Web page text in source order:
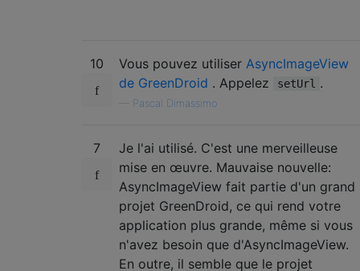
10 Vous pouvez utiliser AsyncImageView
de GreenDroid . Appelez setUrl .
Pascal Dimassimo
7
Je l'ai utilisé. C'est une merveilleuse
mise en œuvre. Mauvaise nouvelle:
AsyncImageView fait partie d'un grand
projet GreenDroid, ce qui rend votre
application plus grande, même si vous
n'avez besoin que d'AsyncImageView.
En outre, il semble que le projet